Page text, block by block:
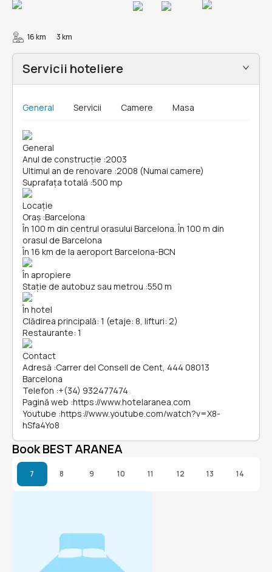
16 km 3 km
Servicii hoteliere
General Servicii Camere Masa
General
Anul de construcție :2003
Ultimul an de renovare :2008 (Numai camere)
Suprafața totală :500 mp
Locație
Oraș :Barcelona
În 100 m din centrul orasului Barcelona. În 100 m din
orasul de Barcelona
În 16 km de la aeroport Barcelona-BCN
În apropiere
Stație de autobuz sau metrou :550 m
În hotel
Clădirea principală: 1 (etaje: 8, lifturi: 2)
Restaurante: 1
Contact
Adresă :Carrer del Consell de Cent, 444 08013
Barcelona
Telefon :+(34) 932477474
Pagină web :https://www.hotelaranea.com
Youtube :https://www.youtube.com/watch?v=X8-
hSfa4Yo8
Book BEST ARANEA
7 8 9 10 11 12 13 14